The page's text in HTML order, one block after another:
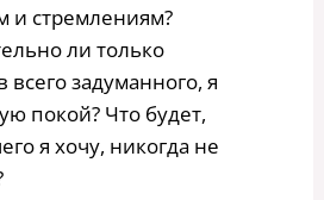
и стремлениям?
ли только
всего задуманного, я
покой? Что будет,
я хочу, никогда не